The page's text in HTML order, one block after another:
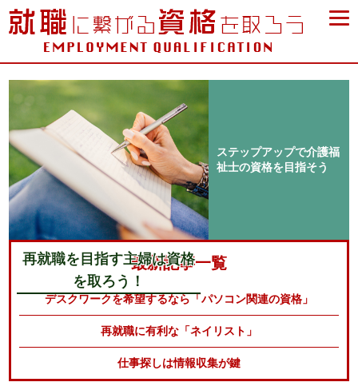
再就職を目指す主婦は資格
を取ろう！
ステップアップで介護福
祉士の資格を目指そう
最新記事一覧
デスクワークを希望するなら「パソコン関連の資格」
再就職に有利な「ネイリスト」
仕事探しは情報収集が鍵